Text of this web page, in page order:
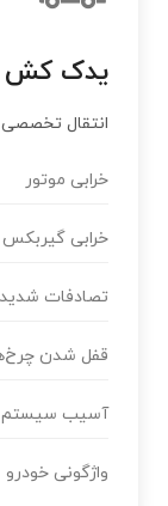
یدک کش
انتقال
خرابی موتور
خرابی گیربکس
تصادفات شدید
قفل شدن
آسیب سیستم
واژگونی خودرو